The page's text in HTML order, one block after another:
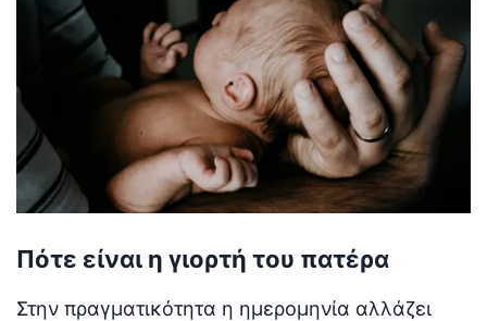
Πότε είναι η γιορτή του πατέρα
Στην πραγματικότητα η ημερομηνία αλλάζει